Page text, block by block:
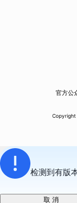
官方公
Copyright
检测到有版
取 消